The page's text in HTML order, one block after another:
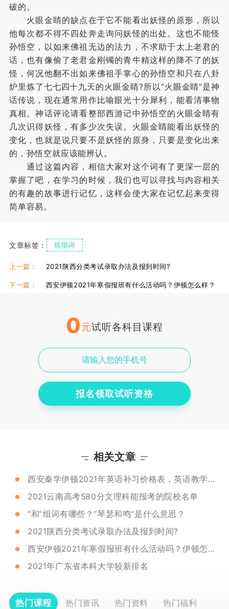
破的。
火眼金睛的缺点在于它不能看出妖怪的原形，所以
他每次都不得不四处奔走询问妖怪的出处。这也不能怪
孙悟空，以如来佛祖无边的法力，不求助于太上老君的
话，也有像偷了老君金刚镯的青牛精这样的降不了的妖
怪，何况他翻不出如来佛祖手掌心的孙悟空和只在八卦
炉里炼了七七四十九天的火眼金睛?所以“火眼金睛”是神
话传说，现在通常用作比喻眼光十分犀利，能看清事物
真相。神话评论请看整部西游记中孙悟空的火眼金睛有
几次识得妖怪，有多少次失误。火眼金睛能看出妖怪的
变化，也就是说只要不是妖怪的原身，只要是变化出来
的，孙悟空就应该能辨认。
通过这篇内容，相信大家对这个词有了更深一层的
掌握了吧，在学习的时候，我们也可以寻找与内容相关
的有趣的故事进行记忆，这样会使大家在记忆起来变得
简单容易。
文章标签： 睛组词
上一篇： 2021陕西分类考试录取办法及报到时间?
下一篇： 西安伊顿2021年寒假报班有什么活动吗？伊顿怎么样？
0元试听各科目课程
报名领取试听资格
相关文章
西安秦学伊顿2021年英语补习价格表，英语教学效果小篇章
2021云南高考580分文理科能报考的院校名单
“和”组词有哪些？“琴瑟和鸣”是什么意思？
2021陕西分类考试录取办法及报到时间?
西安伊顿2021年寒假报班有什么活动吗？伊顿怎么样？
2021年广东省本科大学较新排名
热门课程 热门资讯 热门资料 热门福利